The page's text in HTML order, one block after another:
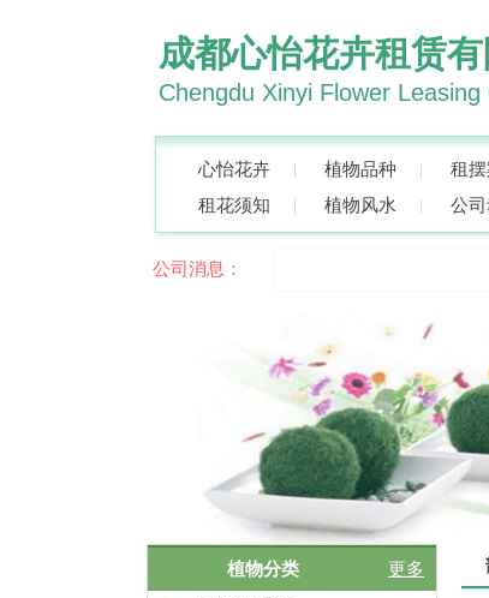
成都心怡花卉租赁有
Chengdu Xinyi Flower Leasing
心怡花卉 植物品种 租
租花须知
植物风水 公
公司消息：
植物分类 更多